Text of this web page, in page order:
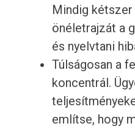
Mindig
önéletrajzát a
és nyelvtani
Túlságosan a
koncentrál.
említse, hogy